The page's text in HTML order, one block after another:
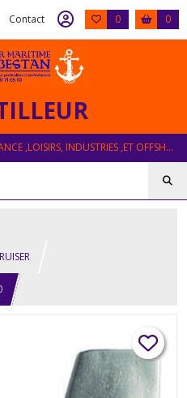
Contact 0 0
EQUIPEMENT BATEAU , PÊCHE , PLAISANCE ,LOISIRS, INDUSTRIES ,ET OFFSHORE